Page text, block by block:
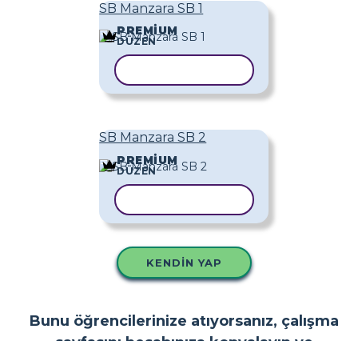
SB Manzara SB 1
PREMIUM
DÜZEN
SB Manzara SB 2
PREMIUM
DÜZEN
KENDIN YAP
Bunu öğrencilerinize atıyorsanız, çalışma